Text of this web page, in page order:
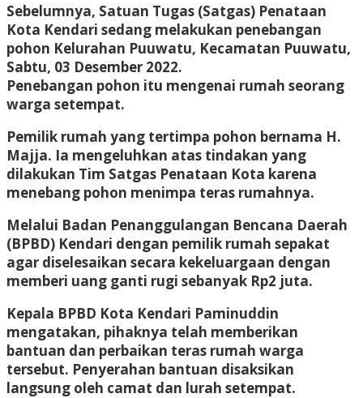
Sebelumnya, Satuan Tugas (Satgas) Penataan
Kota Kendari sedang melakukan penebangan
pohon Kelurahan Puuwatu, Kecamatan Puuwatu,
Sabtu, 03 Desember 2022.
Penebangan pohon itu mengenai rumah seorang
warga setempat.
Pemilik rumah yang tertimpa pohon bernama H.
Majja. Ia mengeluhkan atas tindakan yang
dilakukan Tim Satgas Penataan Kota karena
menebang pohon menimpa teras rumahnya.
Melalui Badan Penanggulangan Bencana Daerah
(BPBD) Kendari dengan pemilik rumah sepakat
agar diselesaikan secara kekeluargaan dengan
memberi uang ganti rugi sebanyak Rp2 juta.
Kepala BPBD Kota Kendari Paminuddin
mengatakan, pihaknya telah memberikan
bantuan dan perbaikan teras rumah warga
tersebut. Penyerahan bantuan disaksikan
langsung oleh camat dan lurah setempat.